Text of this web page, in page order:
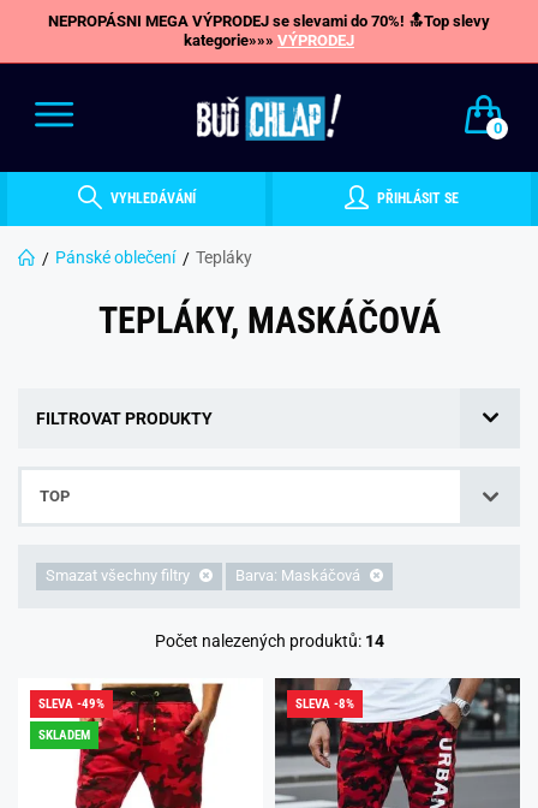
NEPROPÁSNI MEGA VÝPRODEJ se slevami do 70%! 🔝Top slevy
kategorie»»» VÝPRODEJ
0
VYHLEDÁVÁNÍ PŘIHLÁSIT SE
Pánské oblečení Tepláky
TEPLÁKY, MASKÁČOVÁ
FILTROVAT PRODUKTY
TOP
Smazat všechny filtry Barva: Maskáčová
Počet nalezených produktů: 14
SLEVA -49%
SKLADEM
SLEVA -8%